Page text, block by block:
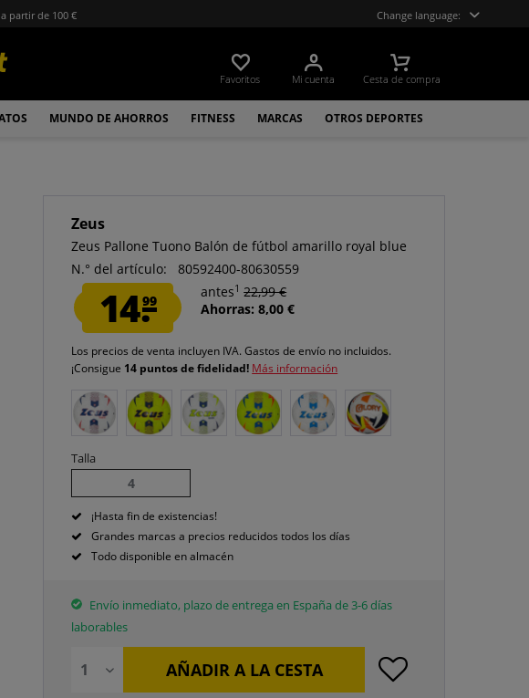
partir de 100 € Change language:
Favoritos Mi cuenta Cesta de compra
MUNDO DE AHORROS FITNESS MARCAS OTROS DEPORTES
Zeus
Zeus Pallone Tuono Balón de fútbol amarillo royal blue
N.° del artículo:
80592400-80630559
14.99
antes1 22,99 €
Ahorras: 8,00 €
Los precios de venta incluyen IVA.Gastos de envío no incluidos.
¡Consigue 14 puntos de fidelidad! Más información
Talla
4
¡Hasta fin de existencias!
Grandes marcas a precios reducidos todos los días
Todo disponible en almacén
Envío inmediato, plazo de entrega en España de 3-6 días
laborables
AÑADIR A LA CESTA